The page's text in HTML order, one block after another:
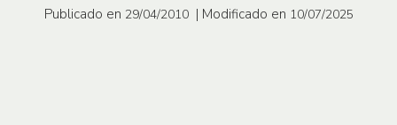
Publicado en 29/04/2010 | Modificado en 10/07/2025